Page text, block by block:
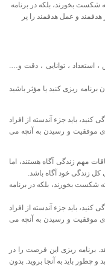
شکست بخورند، بلکه در برنامه
و عمل هدفمند را پر
استعداد ، توانایی ، دقت و….
ریزی كنید یا مؤثر باشید
کنید، باید جزء آندسته از افراد
موفقیت و رسیدن به آنچه می
مهم زندگی آگاه هستند، اما
زندگی خود آگاه باشد.
شکست بخورند، بلکه در برنامه
کنید، باید جزء آندسته از افراد
موفقیت و رسیدن به آنچه می
برنامه ریزی این فرصت را در
و چطور باید به آنجا بروید. بدون